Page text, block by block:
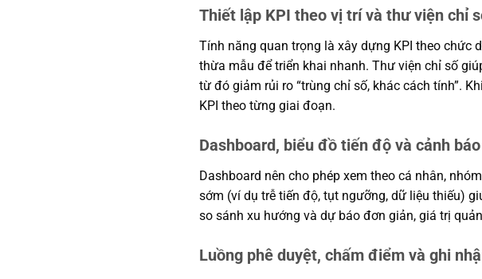
Thiết lập KPI theo vị trí và thư viện chỉ
Tính năng quan trọng là xây dựng KPI theo chức
thừa mẫu để triển khai nhanh. Thư viện chỉ số
từ đó giảm rủi ro “trùng chỉ số, khác cách tính”.
KPI theo từng giai đoạn.
Dashboard, biểu đồ tiến độ và cảnh
Dashboard nên cho phép xem theo cá nhân,
sớm (ví dụ trễ tiến độ, tụt ngưỡng, dữ liệu thiếu)
so sánh xu hướng và dự báo đơn giản, giá trị
Luồng phê duyệt, chấm điểm và ghi